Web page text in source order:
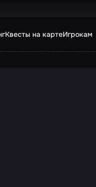
Квесты на картеИгрокам